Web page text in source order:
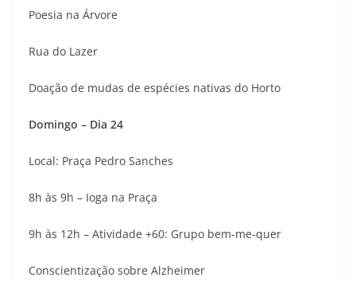
Poesia na Árvore
Rua do Lazer
Doação de mudas de espécies nativas do Horto
Domingo – Dia 24
Local: Praça Pedro Sanches
8h às 9h – Ioga na Praça
9h às 12h – Atividade +60: Grupo bem-me-quer
Conscientização sobre Alzheimer